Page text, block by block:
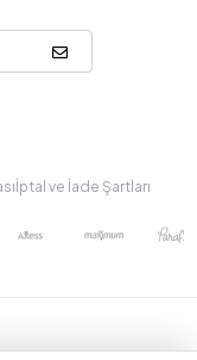
İptal ve İade Şartları